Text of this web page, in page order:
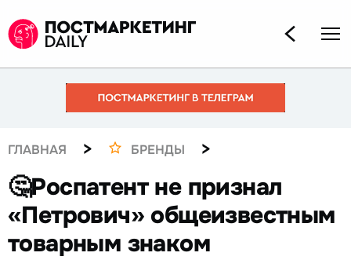
ГЛАВНАЯ > БРЕНДЫ >
🤔Роспатент не признал
«Петрович» общеизвестным
товарным знаком